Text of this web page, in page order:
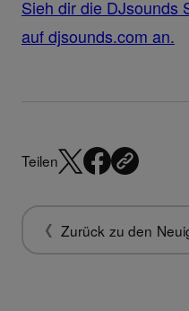
Sieh dir die DJsounds
auf djsounds.com an.
Teilen
Zurück zu den